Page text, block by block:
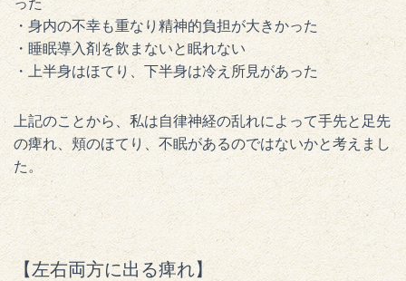
・身内の不幸も重なり精神的負担が大きかった
・睡眠導入剤を飲まないと眠れない
・上半身はほてり、下半身は冷え所見があった
上記のことから、私は自律神経の乱れによって手先と足先
の痺れ、頬のほてり、不眠があるのではないかと考えまし
た。
【左右両方に出る痺れ】